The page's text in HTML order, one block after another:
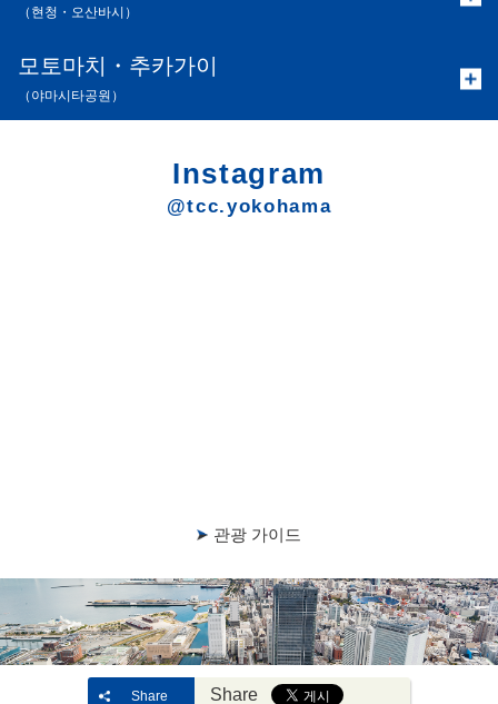
（현청・오산바시）
모토마치・추카가이
（야마시타공원）
Instagram
@tcc.yokohama
관광 가이드
Share Share